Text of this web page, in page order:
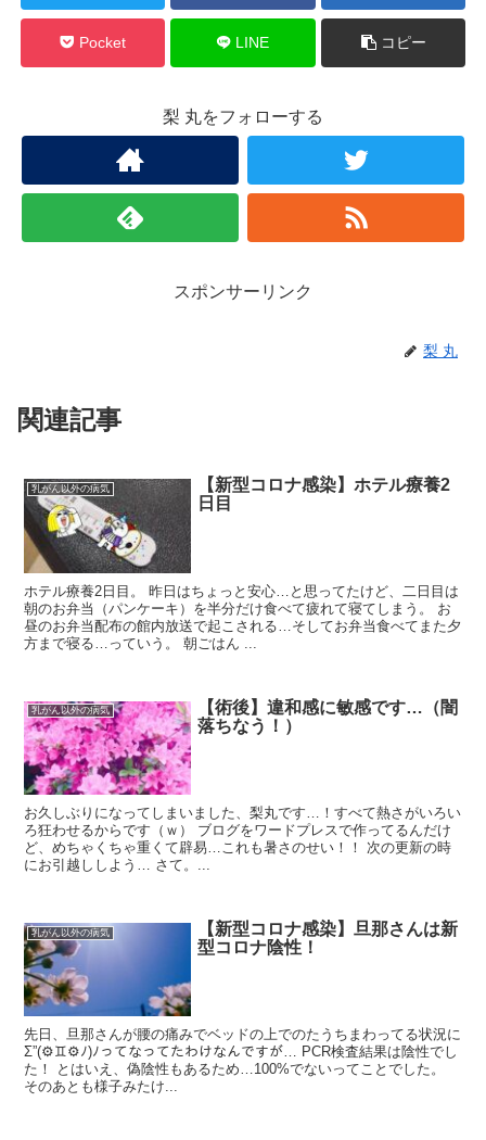
Pocket LINE コピー
梨 丸をフォローする
スポンサーリンク
梨 丸
関連記事
乳がん以外の病気
【新型コロナ感染】ホテル療養2
日目
ホテル療養2日目。 昨日はちょっと安心…と思ってたけど、二日目は
朝のお弁当（パンケーキ）を半分だけ食べて疲れて寝てしまう。 お
昼のお弁当配布の館内放送で起こされる…そしてお弁当食べてまた夕
方まで寝る…っていう。 朝ごはん ...
乳がん以外の病気
【術後】違和感に敏感です…（闇
落ちなう！）
お久しぶりになってしまいました、梨丸です…！すべて熱さがいろい
ろ狂わせるからです（ｗ） ブログをワードプレスで作ってるんだけ
ど、めちゃくちゃ重くて辟易…これも暑さのせい！！ 次の更新の時
にお引越ししよう… さて。...
乳がん以外の病気
【新型コロナ感染】旦那さんは新
型コロナ陰性！
先日、旦那さんが腰の痛みでベッドの上でのたうちまわってる状況に
Σ”(⚙♊⚙ﾉ)ﾉってなってたわけなんですが… PCR検査結果は陰性でし
た！ とはいえ、偽陰性もあるため…100%でないってことでした。
そのあとも様子みたけ...